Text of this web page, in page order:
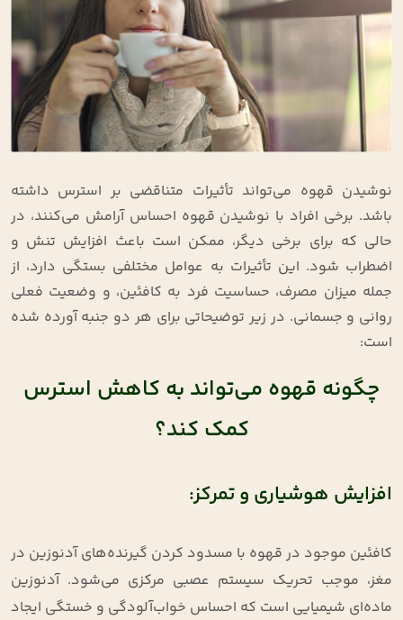
نوشیدن قهوه می‌تواند تأثیرات متناقضی بر استرس داشته
باشد. برخی افراد با نوشیدن قهوه احساس آرامش می‌کنند، در
حالی که برای برخی دیگر، ممکن است باعث افزایش تنش و
اضطراب شود. این تأثیرات به عوامل مختلفی بستگی دارد، از
جمله میزان مصرف، حساسیت فرد به کافئین، و وضعیت فعلی
روانی و جسمانی. در زیر توضیحاتی برای هر دو جنبه آورده شده
است:
چگونه قهوه می‌تواند به کاهش استرس
کمک کند؟
افزایش هوشیاری و تمرکز:
کافئین موجود در قهوه با مسدود کردن گیرنده‌های آدنوزین در
مغز، موجب تحریک سیستم عصبی مرکزی می‌شود. آدنوزین
ماده‌ای شیمیایی است که احساس خواب‌آلودگی و خستگی ایجاد